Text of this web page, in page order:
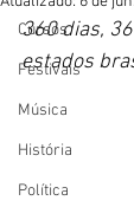
Cursos
Festivais
Música
História
Política
360 dias,
estados